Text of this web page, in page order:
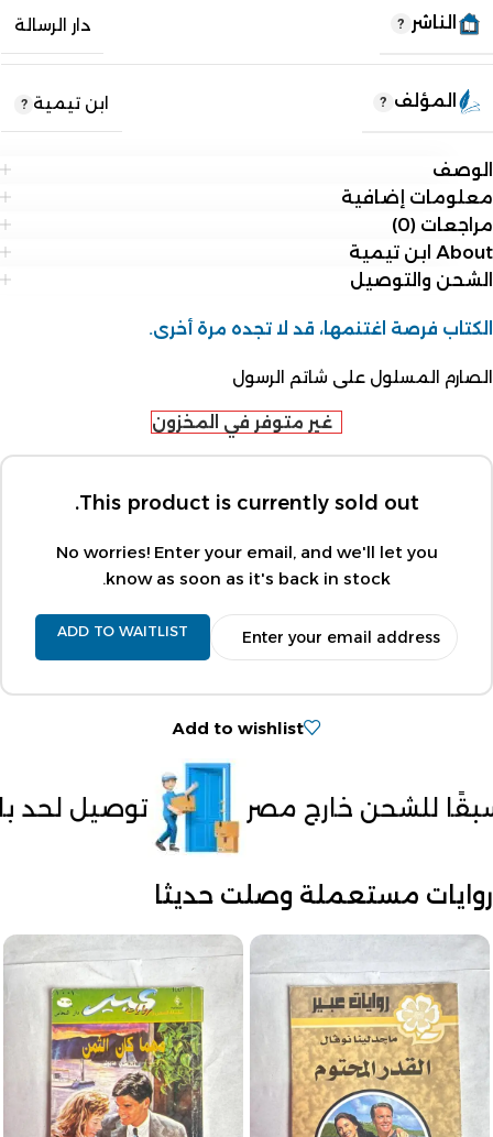
الناشر دار الرسالة
المؤلف ابن تيمية
الوصف
معلومات إضافية
مراجعات (0)
About ابن تيمية
الشحن والتوصيل
الكتاب فرصة اغتنمها، قد لا تجده مرة أخرى.
الصارم المسلول على شاتم الرسول
غير متوفر في المخزون
This product is currently sold out.
No worries! Enter your email, and we'll let you
know as soon as it's back in stock.
ADD TO WAITLIST
Add to wishlist
الدفع توصيل لحد باب البيت
روايات مستعملة وصلت حديثا